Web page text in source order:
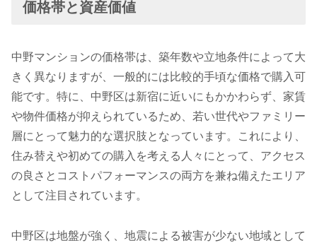
価格帯と資産価値
中野マンションの価格帯は、築年数や立地条件によって大
きく異なりますが、一般的には比較的手頃な価格で購入可
能です。特に、中野区は新宿に近いにもかかわらず、家賃
や物件価格が抑えられているため、若い世代やファミリー
層にとって魅力的な選択肢となっています。これにより、
住み替えや初めての購入を考える人々にとって、アクセス
の良さとコストパフォーマンスの両方を兼ね備えたエリア
として注目されています。
中野区は地盤が強く、地震による被害が少ない地域として